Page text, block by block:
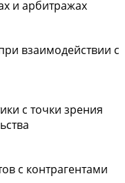
и арбитражах
взаимодействии с
с точки зрения
с контрагентами